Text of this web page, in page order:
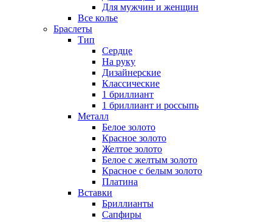
Для мужчин и женщин
Все колье
Браслеты
Тип
Сердце
На руку
Дизайнерские
Классические
1 бриллиант
1 бриллиант и россыпь
Металл
Белое золото
Красное золото
Желтое золото
Белое с желтым золото
Красное с белым золото
Платина
Вставки
Бриллианты
Сапфиры